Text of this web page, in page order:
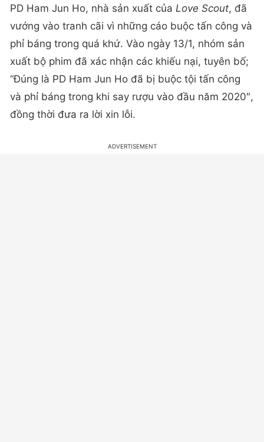
PD Ham Jun Ho, nhà sản xuất của Love Scout, đã
vướng vào tranh cãi vì những cáo buộc tấn công và
phỉ báng trong quá khứ. Vào ngày 13/1, nhóm sản
xuất bộ phim đã xác nhận các khiếu nại, tuyên bố;
“Đúng là PD Ham Jun Ho đã bị buộc tội tấn công
và phỉ báng trong khi say rượu vào đầu năm 2020″,
đồng thời đưa ra lời xin lỗi.